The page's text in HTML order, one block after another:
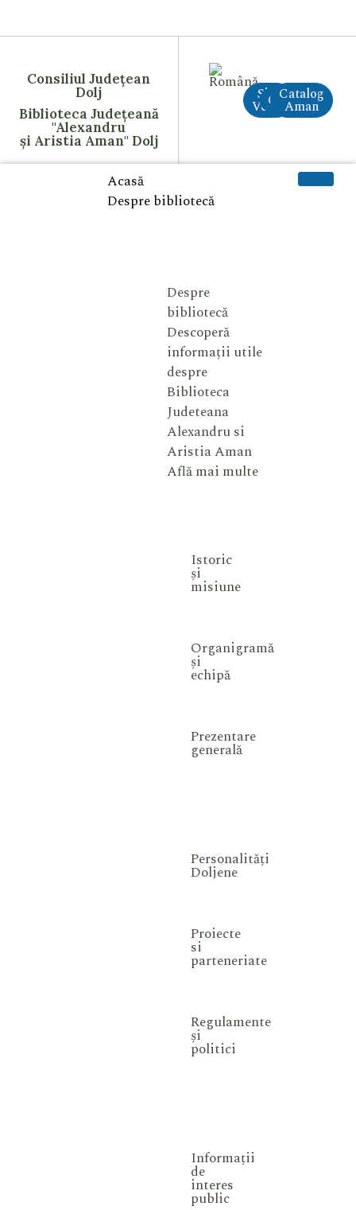
Consiliul Județean
Dolj
Biblioteca Județeană
"Alexandru
și Aristia Aman" Dolj
Site
VechiCreAI
Catalog
Aman
Acasă
Despre bibliotecă
Despre
bibliotecă
Descoperă
informații utile
despre
Biblioteca
Judeteana
Alexandru si
Aristia Aman
Află mai multe
Istoric
și
misiune
Organigramă
și
echipă
Prezentare
generală
Personalități
Doljene
Proiecte
si
parteneriate
Regulamente
și
politici
Informații
de
interes
public